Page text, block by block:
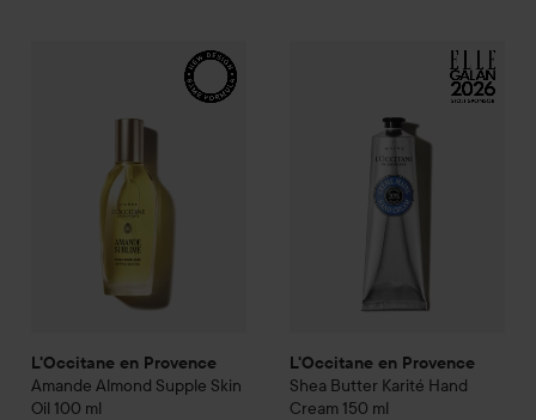
L'Occitane en Provence
Amande Almond Supple Skin
Oil 100 ml
L'Occitane en Provence Almond Supple Skin Oil
L'Occitane en Provence
Shea Butter Karité Hand
Cream 150 ml
L'Occitane en Provence